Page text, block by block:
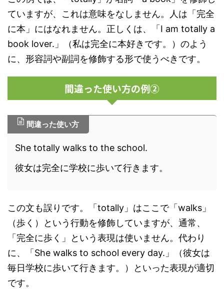
ていますが、これは意味をなしません。人は「完全
に本」にはなれません。正しくは、「I am totally a
book lover.」（私は完全に本好きです。）のよう
に、形容詞や副詞を修飾する形で使うべきです。
間違った使い方の例②
間違った使い方
She totally walks to the school.
彼女は完全に学校に歩いて行きます。
この文も誤りです。「totally」はここで「walks」
（歩く）という行動を修飾していますが、通常、
「完全に歩く」という表現は使いません。代わり
に、「She walks to school every day.」（彼女は
毎日学校に歩いて行きます。）といった表現が適切
です。